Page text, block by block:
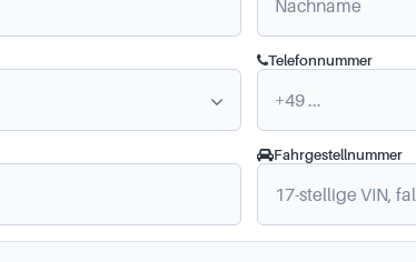
Telefonnummer
Fahrgestellnummer